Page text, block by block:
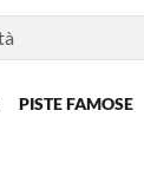
PISTE FAMOSE